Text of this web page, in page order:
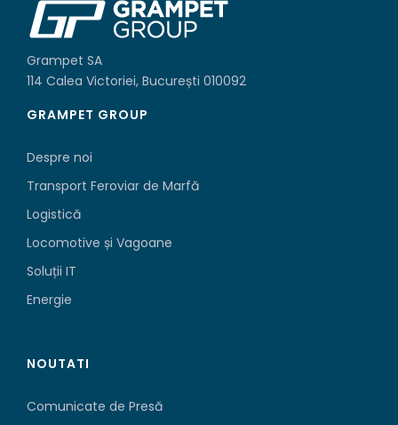
Grampet SA
114 Calea Victoriei, București 010092
GRAMPET GROUP
Despre noi
Transport Feroviar de Marfă
Logistică
Locomotive și Vagoane
Soluții IT
Energie
NOUTATI
Comunicate de Presă